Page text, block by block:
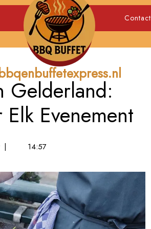
Contact
Gelderland:
Evenement
| 14:57